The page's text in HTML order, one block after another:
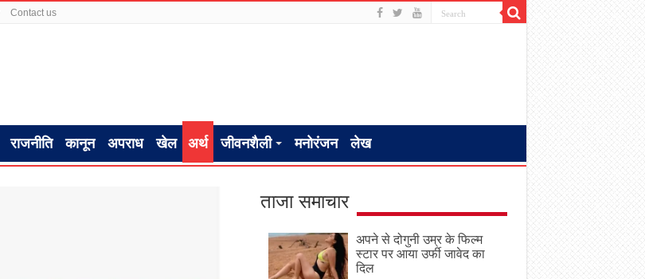
Contact us
राजनीति कानून अपराध खेल अर्थ जीवनशैली मनोरंजन लेख
ताजा समाचार
अपने से दोगुनी उम्र के फिल्म
स्टार पर आया उर्फी जावेद का
दिल